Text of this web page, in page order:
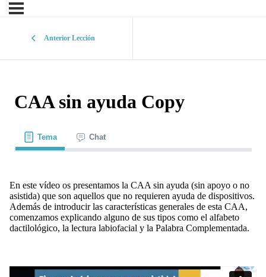
Anterior Lección
CAA sin ayuda Copy
Tema Chat
En este vídeo os presentamos la CAA sin ayuda (sin apoyo o no
asistida) que son aquellos que no requieren ayuda de dispositivos.
Además de introducir las características generales de esta CAA,
comenzamos explicando alguno de sus tipos como el alfabeto
dactilológico, la lectura labiofacial y la Palabra Complementada.